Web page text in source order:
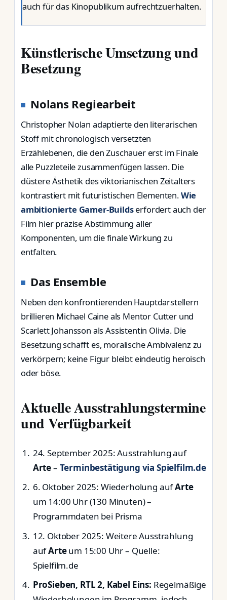
auch für das Kinopublikum aufrechtzuerhalten.
Künstlerische Umsetzung und
Besetzung
Nolans Regiearbeit
Christopher Nolan adaptierte den literarischen
Stoff mit chronologisch versetzten
Erzählebenen, die den Zuschauer erst im Finale
alle Puzzleteile zusammenfügen lassen. Die
düstere Ästhetik des viktorianischen Zeitalters
kontrastiert mit futuristischen Elementen.Wie
ambitionierte Gamer-Buildserfordert auch der
Film hier präzise Abstimmung aller
Komponenten, um die finale Wirkung zu
entfalten.
Das Ensemble
Neben den konfrontierenden Hauptdarstellern
brillieren Michael Caine als Mentor Cutter und
Scarlett Johansson als Assistentin Olivia. Die
Besetzung schafft es, moralische Ambivalenz zu
verkörpern; keine Figur bleibt eindeutig heroisch
oder böse.
Aktuelle Ausstrahlungstermine
und Verfügbarkeit
24. September 2025: Ausstrahlung auf
Arte– Terminbestätigung via Spielfilm.de
6. Oktober 2025: Wiederholung aufArte
um 14:00 Uhr (130 Minuten) –
Programmdaten bei Prisma
12. Oktober 2025: Weitere Ausstrahlung
aufArteum 15:00 Uhr – Quelle:
Spielfilm.de
ProSieben, RTL 2, Kabel Eins: Regelmäßige